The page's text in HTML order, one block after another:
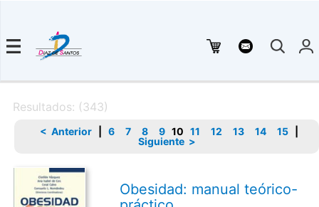
Resultados: (343)
< Anterior 6 7 8 9 10 11 12 13 14 15
Siguiente >
Obesidad: manual teórico-